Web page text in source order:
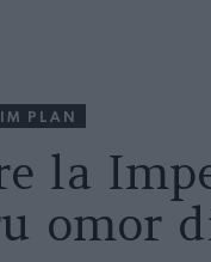
PLAN
la
omor